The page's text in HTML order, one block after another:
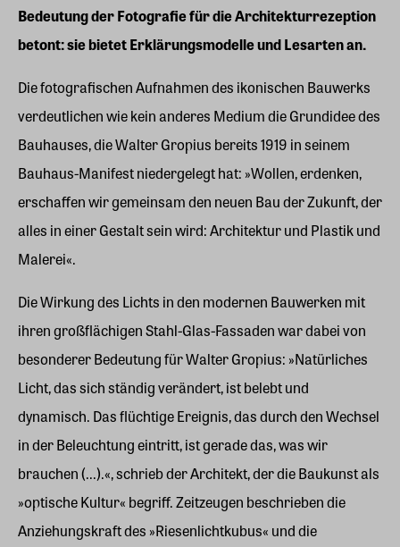
Bedeutung der Fotografie für die Architekturrezeption
betont: sie bietet Erklärungsmodelle und Lesarten an.
Die fotografischen Aufnahmen des ikonischen Bauwerks
verdeutlichen wie kein anderes Medium die Grundidee des
Bauhauses, die Walter Gropius bereits 1919 in seinem
Bauhaus-Manifest niedergelegt hat: »Wollen, erdenken,
erschaffen wir gemeinsam den neuen Bau der Zukunft, der
alles in einer Gestalt sein wird: Architektur und Plastik und
Malerei«.
Die Wirkung des Lichts in den modernen Bauwerken mit
ihren großflächigen Stahl-Glas-Fassaden war dabei von
besonderer Bedeutung für Walter Gropius: »Natürliches
Licht, das sich ständig verändert, ist belebt und
dynamisch. Das flüchtige Ereignis, das durch den Wechsel
in der Beleuchtung eintritt, ist gerade das, was wir
brauchen (...).«, schrieb der Architekt, der die Baukunst als
»optische Kultur« begriff. Zeitzeugen beschrieben die
Anziehungskraft des »Riesenlichtkubus« und die